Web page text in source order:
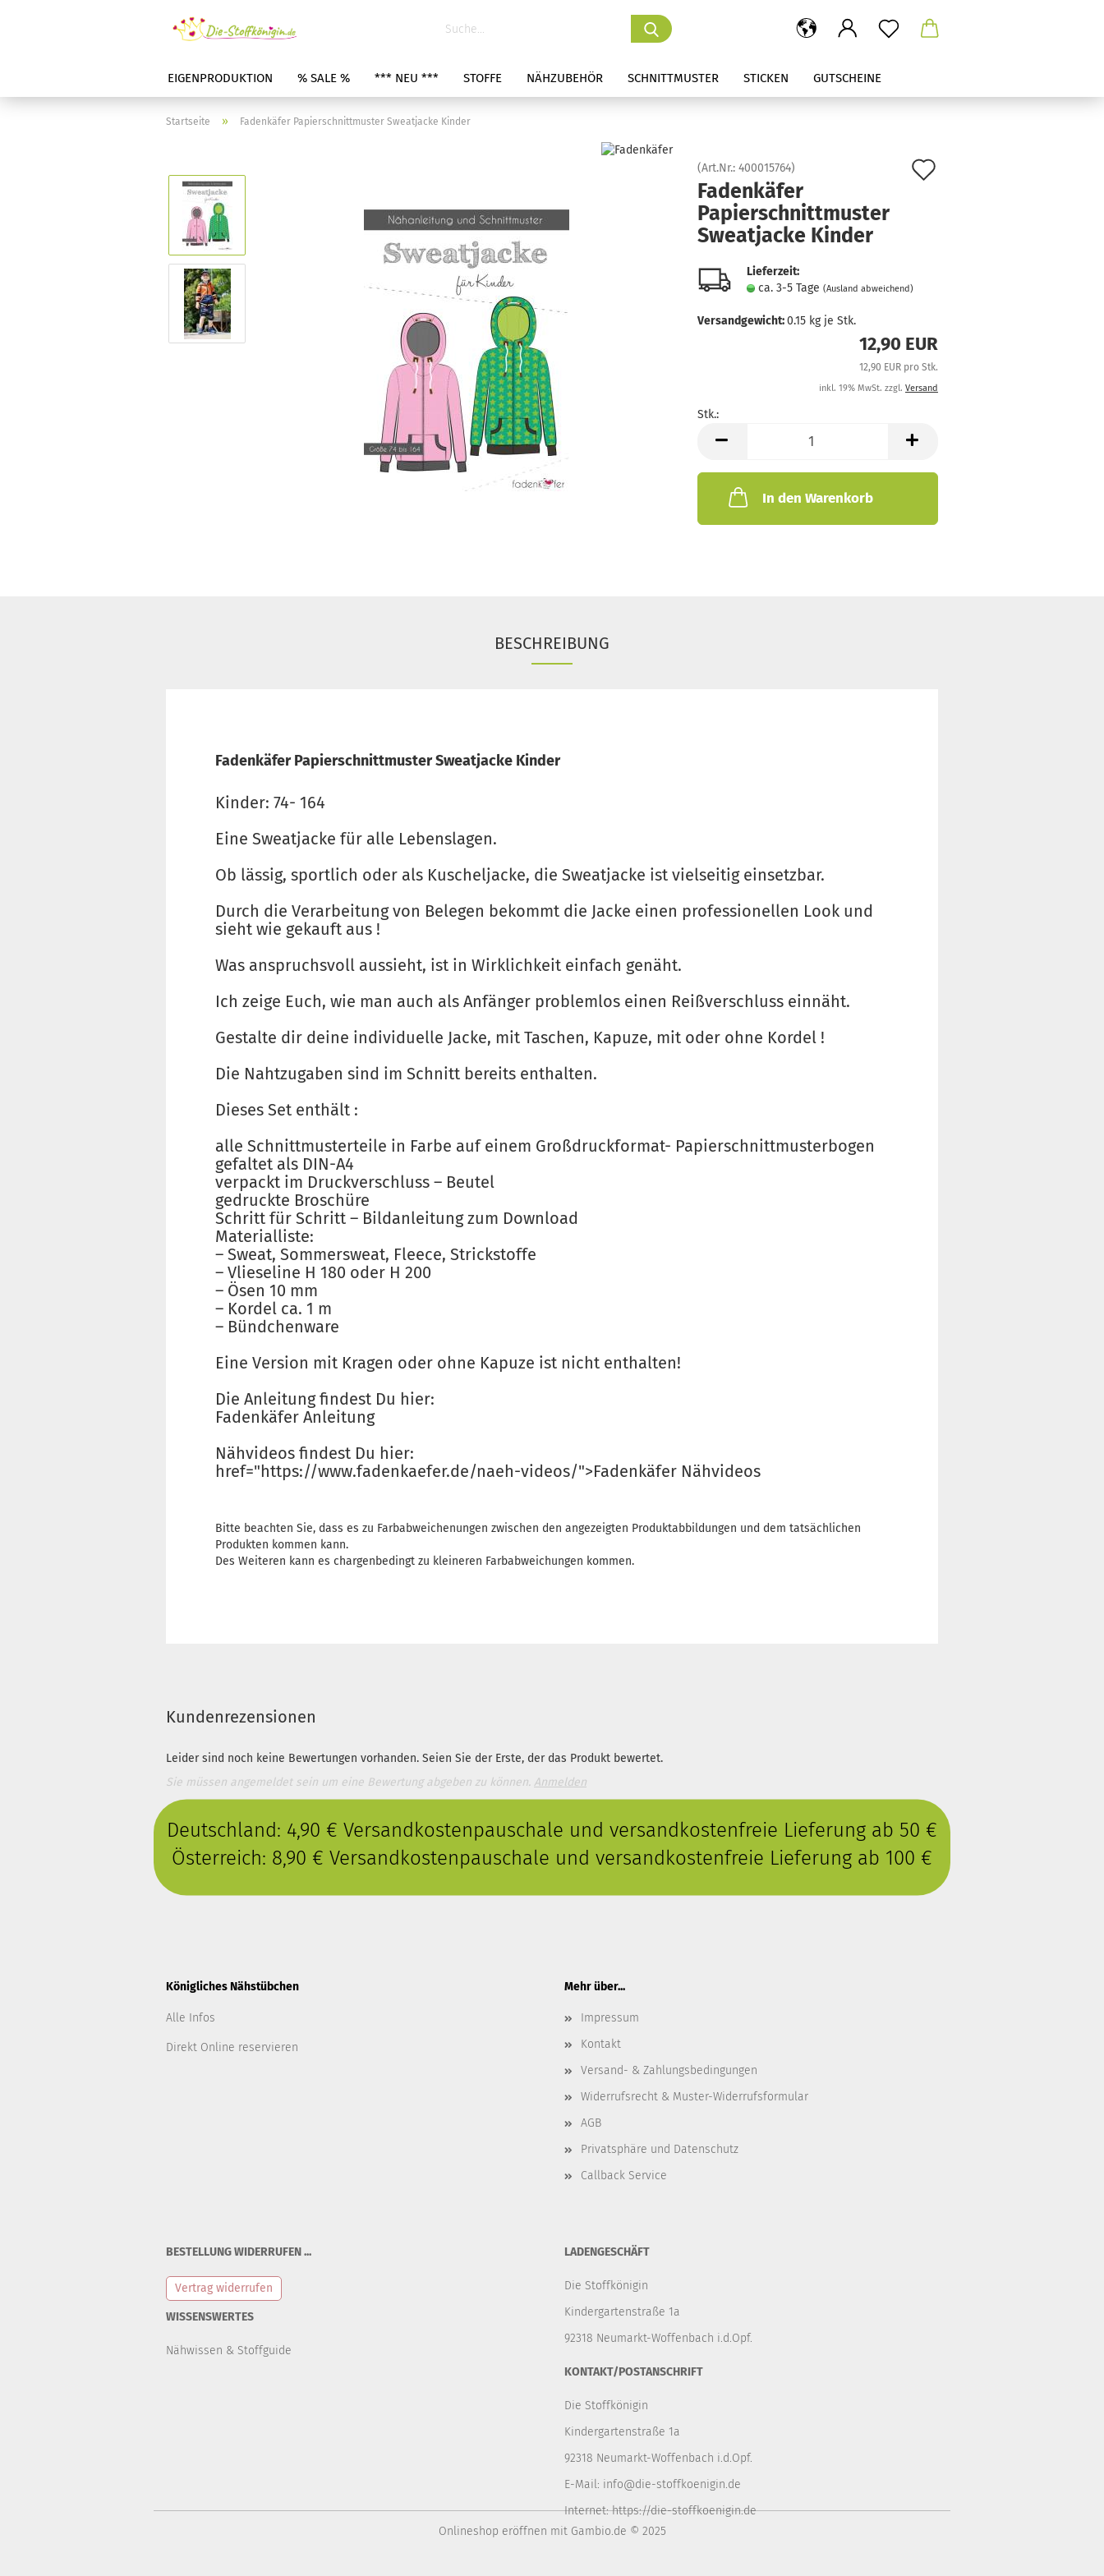
EIGENPRODUKTION % SALE % *** NEU *** STOFFE NÄHZUBEHÖR SCHNITTMUSTER STICKEN GUTSCHEINE
Startseite » Fadenkäfer Papierschnittmuster Sweatjacke Kinder
(Art.Nr.: 400015764)
Fadenkäfer
Papierschnittmuster
Sweatjacke Kinder
Lieferzeit:
ca. 3-5 Tage (Ausland abweichend)
Versandgewicht:0.15kg je Stk.
12,90 EUR
12,90 EUR pro Stk.
inkl. 19% MwSt. zzgl. Versand
Stk.:
In den Warenkorb
BESCHREIBUNG
Fadenkäfer Papierschnittmuster Sweatjacke Kinder
Kinder: 74- 164
Eine Sweatjacke für alle Lebenslagen.
Ob lässig, sportlich oder als Kuscheljacke, die Sweatjacke ist vielseitig einsetzbar.
Durch die Verarbeitung von Belegen bekommt die Jacke einen professionellen Look und
sieht wie gekauft aus !
Was anspruchsvoll aussieht, ist in Wirklichkeit einfach genäht.
Ich zeige Euch, wie man auch als Anfänger problemlos einen Reißverschluss einnäht.
Gestalte dir deine individuelle Jacke, mit Taschen, Kapuze, mit oder ohne Kordel !
Die Nahtzugaben sind im Schnitt bereits enthalten.
Dieses Set enthält :
alle Schnittmusterteile in Farbe auf einem Großdruckformat- Papierschnittmusterbogen
gefaltet als DIN-A4
verpackt im Druckverschluss – Beutel
gedruckte Broschüre
Schritt für Schritt – Bildanleitung zum Download
Materialliste:
– Sweat, Sommersweat, Fleece, Strickstoffe
– Vlieseline H 180 oder H 200
– Ösen 10 mm
– Kordel ca. 1 m
– Bündchenware
Eine Version mit Kragen oder ohne Kapuze ist nicht enthalten!
Die Anleitung findest Du hier:
Fadenkäfer Anleitung
Nähvideos findest Du hier:
href="https://www.fadenkaefer.de/naeh-videos/">Fadenkäfer Nähvideos
Bitte beachten Sie, dass es zu Farbabweichenungen zwischen den angezeigten Produktabbildungen und dem tatsächlichen
Produkten kommen kann.
Des Weiteren kann es chargenbedingt zu kleineren Farbabweichungen kommen.
Kundenrezensionen
Leider sind noch keine Bewertungen vorhanden. Seien Sie der Erste, der das Produkt bewertet.
Sie müssen angemeldet sein um eine Bewertung abgeben zu können. Anmelden
Deutschland: 4,90 € Versandkostenpauschale und versandkostenfreie Lieferung ab 50 €
Österreich: 8,90 € Versandkostenpauschale und versandkostenfreie Lieferung ab 100 €
Königliches Nähstübchen
Alle Infos
Direkt Online reservieren
Mehr über...
Impressum
Kontakt
Versand- & Zahlungsbedingungen
Widerrufsrecht & Muster-Widerrufsformular
AGB
Privatsphäre und Datenschutz
Callback Service
BESTELLUNG WIDERRUFEN ...
Vertrag widerrufen
WISSENSWERTES
Nähwissen & Stoffguide
LADENGESCHÄFT
Die Stoffkönigin
Kindergartenstraße 1a
92318 Neumarkt-Woffenbach i.d.Opf.
KONTAKT/POSTANSCHRIFT
Die Stoffkönigin
Kindergartenstraße 1a
92318 Neumarkt-Woffenbach i.d.Opf.
E-Mail: info@die-stoffkoenigin.de
Internet:https://die-stoffkoenigin.de
Onlineshop eröffnen mit Gambio.de © 2025